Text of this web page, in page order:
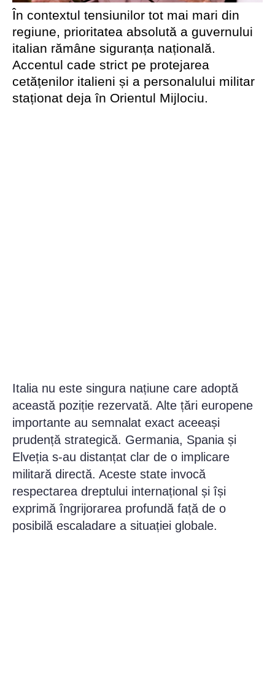
În contextul tensiunilor tot mai mari din
regiune, prioritatea absolută a guvernului
italian rămâne siguranța națională.
Accentul cade strict pe protejarea
cetățenilor italieni și a personalului militar
staționat deja în Orientul Mijlociu.
Italia nu este singura națiune care adoptă
această poziție rezervată. Alte țări europene
importante au semnalat exact aceeași
prudență strategică. Germania, Spania și
Elveția s-au distanțat clar de o implicare
militară directă. Aceste state invocă
respectarea dreptului internațional și își
exprimă îngrijorarea profundă față de o
posibilă escaladare a situației globale.